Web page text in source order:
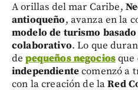
A orillas del mar Caribe,
antioqueño, avanza en la
modelo de turismo
colaborativo. Lo que
depequeños negociosque
independientecomenzó a
con la creación de laRed